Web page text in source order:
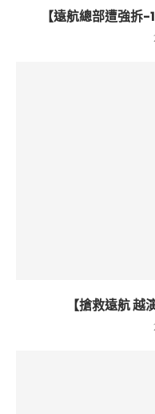
【遠航總部遭強拆
【搶救遠航